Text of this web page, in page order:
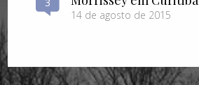
3
14 de agosto de 2015